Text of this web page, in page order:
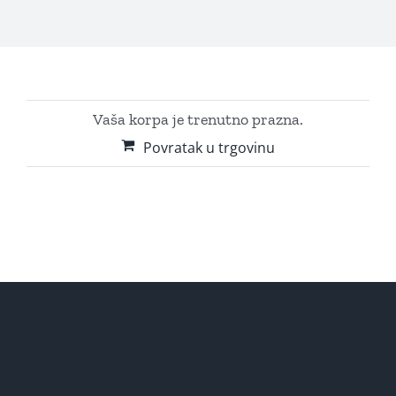
Vaša korpa je trenutno prazna.
Povratak u trgovinu